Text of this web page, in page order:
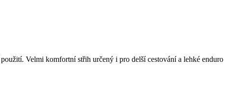
Velmi komfortní střih určený i pro delší cestování a lehké enduro